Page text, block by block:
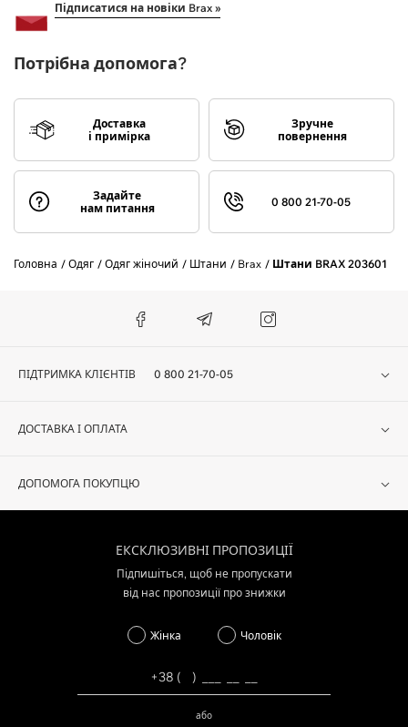
Підписатися на новіки Brax »
Потрібна допомога?
Доставка
і примірка
Зручне
повернення
Задайте
нам питання
0 800 21-70-05
Головна Одяг Одяг жіночий Штани Brax Штани BRAX 203601
ПІДТРИМКА КЛІЄНТІВ 0 800 21-70-05
ДОСТАВКА І ОПЛАТА
ДОПОМОГА ПОКУПЦЮ
ЕКСКЛЮЗИВНІ ПРОПОЗИЦІЇ
Підпишіться, щоб не пропускати
від нас пропозиції про знижки
Жінка Чоловік
або